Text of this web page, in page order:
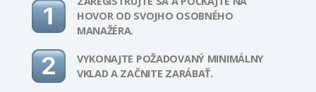
HOVOR OD SVOJHO OSOBNÉHO
MANAŽÉRA.
VYKONAJTE POŽADOVANÝ MINIMÁLNY
VKLAD A ZAČNITE ZARÁBAŤ.